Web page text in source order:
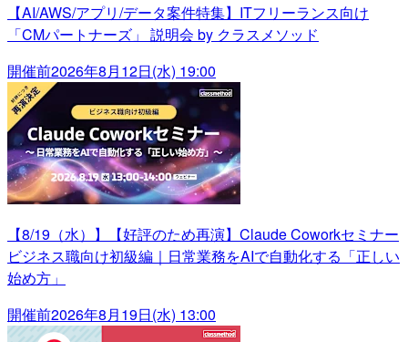
【AI/AWS/アプリ/データ案件特集】ITフリーランス向け
「CMパートナーズ」 説明会 by クラスメソッド
開催前2026年8月12日(水) 19:00
【8/19（水）】【好評のため再演】Claude Coworkセミナー
ビジネス職向け初級編｜日常業務をAIで自動化する「正しい
始め方」
開催前2026年8月19日(水) 13:00